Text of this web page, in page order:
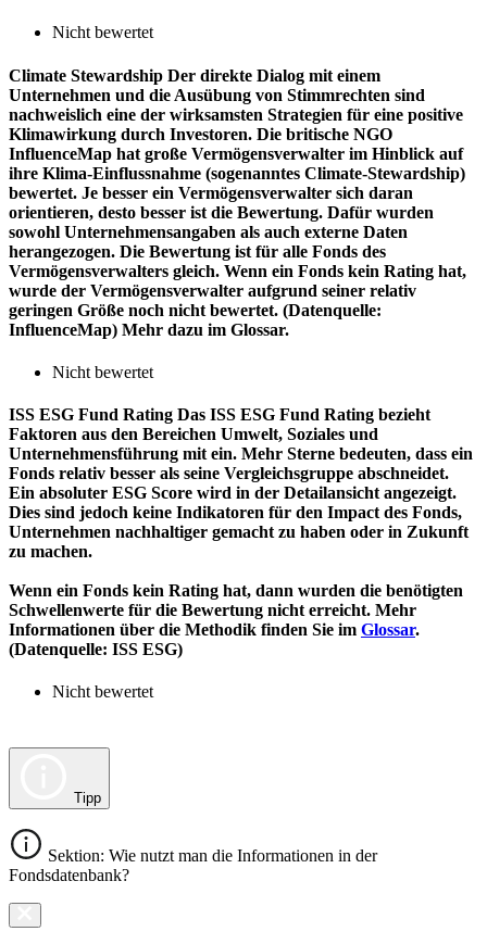
Nicht bewertet
Climate Stewardship Der direkte Dialog mit einem
Unternehmen und die Ausübung von Stimmrechten sind
nachweislich eine der wirksamsten Strategien für eine positive
Klimawirkung durch Investoren. Die britische NGO
InfluenceMap hat große Vermögensverwalter im Hinblick auf
ihre Klima-Einflussnahme (sogenanntes Climate-Stewardship)
bewertet. Je besser ein Vermögensverwalter sich daran
orientieren, desto besser ist die Bewertung. Dafür wurden
sowohl Unternehmensangaben als auch externe Daten
herangezogen. Die Bewertung ist für alle Fonds des
Vermögensverwalters gleich. Wenn ein Fonds kein Rating hat,
wurde der Vermögensverwalter aufgrund seiner relativ
geringen Größe noch nicht bewertet. (Datenquelle:
InfluenceMap) Mehr dazu im Glossar.
Nicht bewertet
ISS ESG Fund Rating Das ISS ESG Fund Rating bezieht
Faktoren aus den Bereichen Umwelt, Soziales und
Unternehmensführung mit ein. Mehr Sterne bedeuten, dass ein
Fonds relativ besser als seine Vergleichsgruppe abschneidet.
Ein absoluter ESG Score wird in der Detailansicht angezeigt.
Dies sind jedoch keine Indikatoren für den Impact des Fonds,
Unternehmen nachhaltiger gemacht zu haben oder in Zukunft
zu machen.
Wenn ein Fonds kein Rating hat, dann wurden die benötigten
Schwellenwerte für die Bewertung nicht erreicht. Mehr
Informationen über die Methodik finden Sie im Glossar.
(Datenquelle: ISS ESG)
Nicht bewertet
Tipp
Sektion: Wie nutzt man die Informationen in der
Fondsdatenbank?